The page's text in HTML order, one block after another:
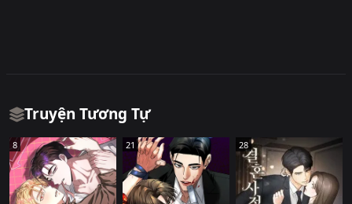
Truyện Tương Tự
8 21 28